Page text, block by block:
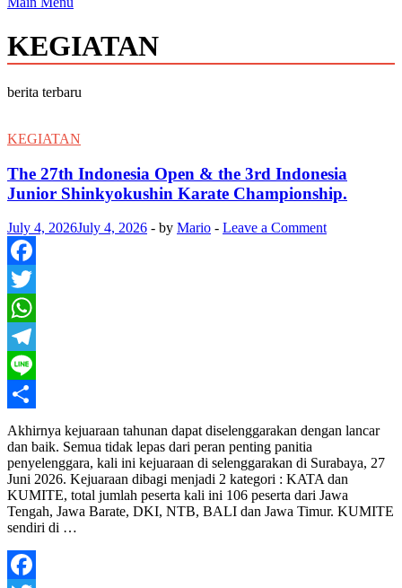
KEGIATAN
berita terbaru
KEGIATAN
The 27th Indonesia Open & the 3rd Indonesia
Junior Shinkyokushin Karate Championship.
July 4, 2026July 4, 2026 - by Mario - Leave a Comment
Facebook
Twitter
WhatsApp
Telegram
Line
Share
Akhirnya kejuaraan tahunan dapat diselenggarakan dengan lancar
dan baik. Semua tidak lepas dari peran penting panitia
penyelenggara, kali ini kejuaraan di selenggarakan di Surabaya, 27
Juni 2026. Kejuaraan dibagi menjadi 2 kategori : KATA dan
KUMITE, total jumlah peserta kali ini 106 peserta dari Jawa
Tengah, Jawa Barate, DKI, NTB, BALI dan Jawa Timur. KUMITE
sendiri di …